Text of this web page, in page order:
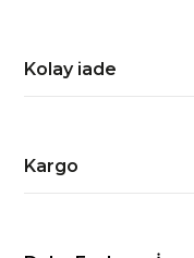
Kolay iade
Kargo